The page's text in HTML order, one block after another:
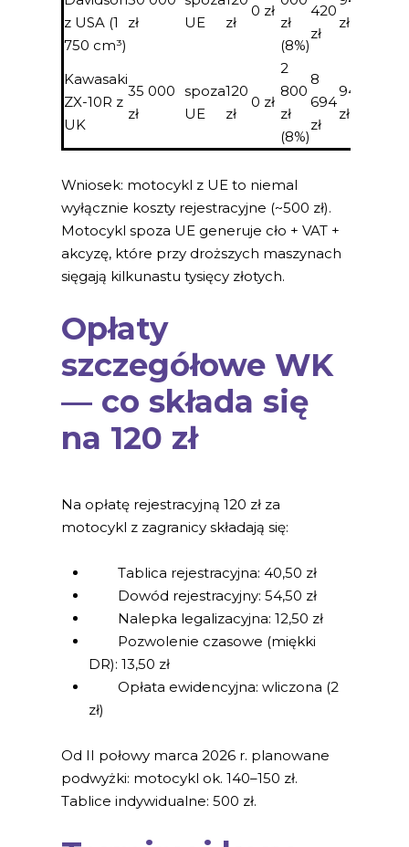
z USA (1
750 cm³)
zł
UE
zł
0 zł
zł
(8%)
420
zł
zł
Kawasaki
ZX-10R z
UK
35 000
zł
spoza
UE
120
zł
0 zł
2
800
zł
(8%)
8
694
zł
94
zł
Wniosek: motocykl z UE to niemal
wyłącznie koszty rejestracyjne (~500 zł).
Motocykl spoza UE generuje cło + VAT +
akcyzę, które przy droższych maszynach
sięgają kilkunastu tysięcy złotych.
Opłaty
szczegółowe WK
— co składa się
na 120 zł
Na opłatę rejestracyjną 120 zł za
motocykl z zagranicy składają się:
Tablica rejestracyjna: 40,50 zł
Dowód rejestracyjny: 54,50 zł
Nalepka legalizacyjna: 12,50 zł
Pozwolenie czasowe (miękki
DR): 13,50 zł
Opłata ewidencyjna: wliczona (2
zł)
Od II połowy marca 2026 r. planowane
podwyżki: motocykl ok. 140–150 zł.
Tablice indywidualne: 500 zł.